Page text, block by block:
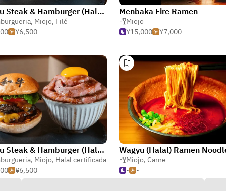
Wagyu Steak & Hamburger (Halal Vegan Gluten Free) Kyoto Station Restaurant
, Miojo, Filé
¥6,500
Menbaka Fire Ramen
Miojo
¥15,000
¥7,000
Wagyu Steak & Hamburger (Halal Vegan Gluten free) Arashiyama
, Miojo, Halal certificada
¥6,500
Miojo, Carne
-
-